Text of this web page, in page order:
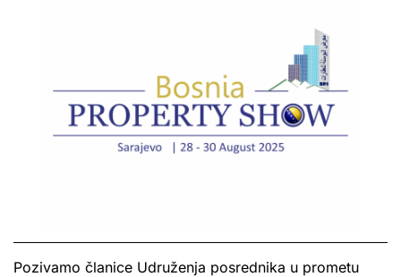
Pozivamo članice Udruženja posrednika u prometu